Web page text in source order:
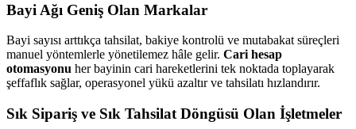
Bayi Ağı Geniş Olan Markalar
Bayi sayısı arttıkça tahsilat, bakiye kontrolü ve mutabakat süreçleri
manuel yöntemlerle yönetilemez hâle gelir. Cari hesap
otomasyonu her bayinin cari hareketlerini tek noktada toplayarak
şeffaflık sağlar, operasyonel yükü azaltır ve tahsilatı hızlandırır.
Sık Sipariş ve Sık Tahsilat Döngüsü Olan İşletmeler